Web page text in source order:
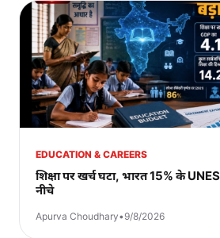
EDUCATION & CAREERS
शिक्षा पर खर्च घटा, भारत 15% के
नीचे
Apurva Choudhary•9/8/2026